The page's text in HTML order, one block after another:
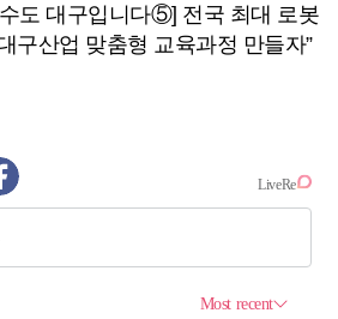
도 대구입니다⑤] 전국 최대 로봇
구산업 맞춤형 교육과정 만들자”